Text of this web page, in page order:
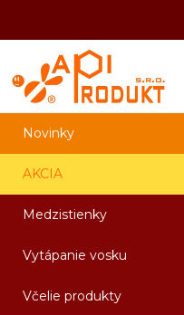
Novinky
AKCIA
Medzistienky
Vytápanie vosku
Včelie produkty